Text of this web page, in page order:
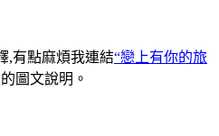
,有點麻煩我連結“戀上有你的旅
圖文說明。